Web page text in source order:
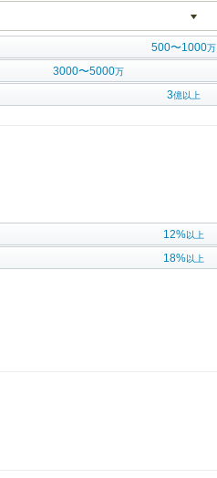
500〜1000万
3000〜5000万
3億以上
12%以上
18%以上